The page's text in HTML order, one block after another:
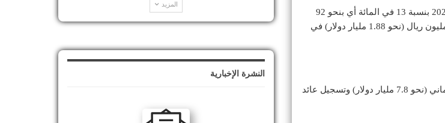
في المقابل، انخفضت الإيرادات الجارية المحصلة حتى نهاية الربع الأول من عام 2026 بنسبة 13 في المائة أي بنحو 92
مليون ريال، إذ بلغت 817 مليون ريال (نحو 2.12 مليار دولار) مقارنة بتحصيل 725 مليون ريال (نحو 1.88 مليار دولار) في
»، تحقيقه أرباحاً «تاريخية» بلغت 2.9 مليار ريال عماني (نحو 7.8 مليار دولار) وتسجيل عائد
المزيد
النشرة الإخبارية